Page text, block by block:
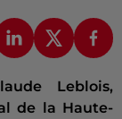
Leblois,
de la Haute-